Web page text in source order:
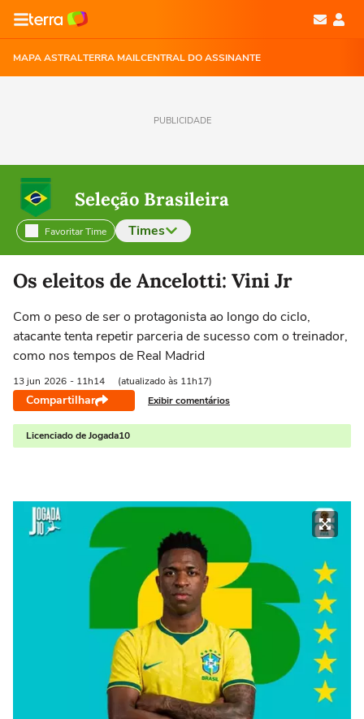
MAPA ASTRALTERRA MAILCENTRAL DO ASSINANTE
PUBLICIDADE
Seleção Brasileira
Favoritar Time Times
Selecione o time para ver as notícias
Os eleitos de Ancelotti: Vini Jr
Com o peso de ser o protagonista ao longo do ciclo,
atacante tenta repetir parceria de sucesso com o treinador,
como nos tempos de Real Madrid
13 jun 2026 - 11h14 (atualizado às 11h17)
Compartilhar Exibir comentários
Licenciado de Jogada10